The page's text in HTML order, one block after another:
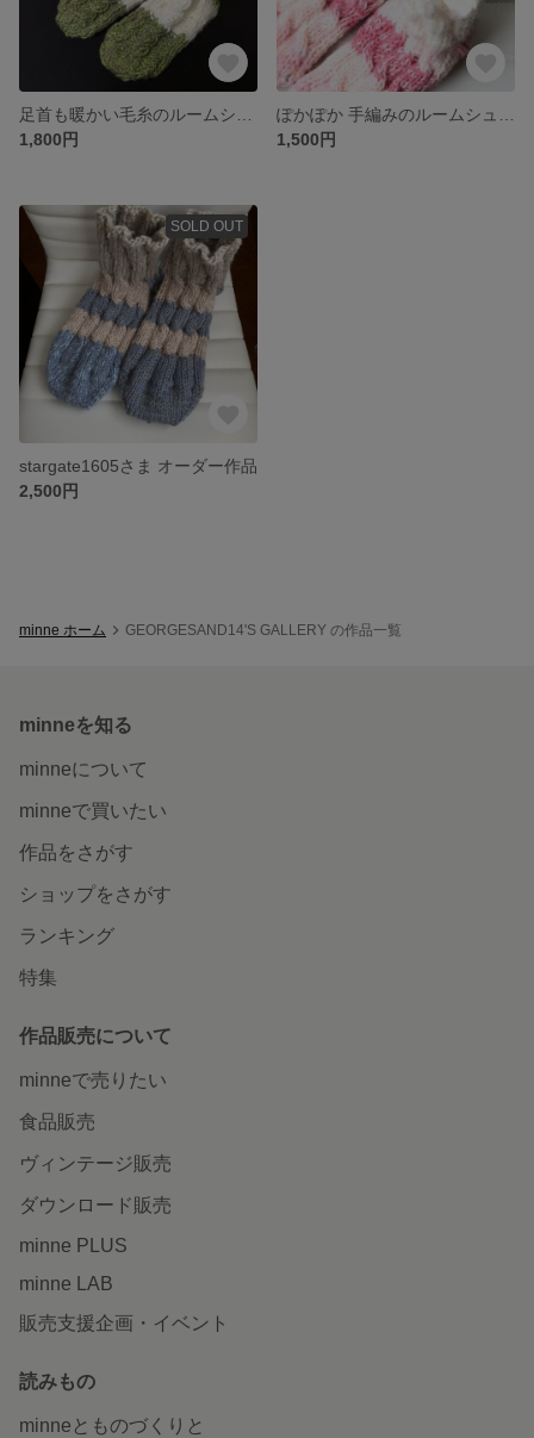
1,800円
1,500円
SOLD OUT
stargate1605さま オーダー作品
2,500円
minne ホーム GEORGESAND14'S GALLERY の作品一覧
minneを知る
minneについて
minneで買いたい
作品をさがす
ショップをさがす
ランキング
特集
作品販売について
minneで売りたい
食品販売
ヴィンテージ販売
ダウンロード販売
minne PLUS
minne LAB
販売支援企画・イベント
読みもの
minneとものづくりと